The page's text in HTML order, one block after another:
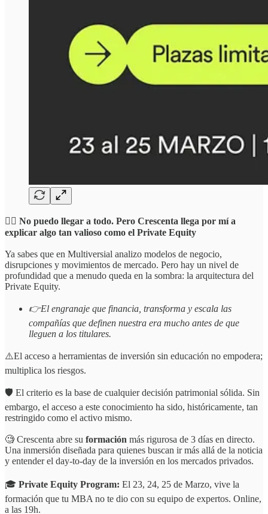
☝🏻 No puedo llegar a todo. Pero Crescenta llega por mí a
explicar algo tan valioso como el Private Equity
Ya sabes que en Multiversial analizo modelos de negocio,
disrupciones y movimientos de mercado. Pero hay un nivel de
profundidad que a menudo queda en la sombra: la arquitectura del
Private Equity.
👉El engranaje que financia, transforma y escala las
compañías que definen nuestra era mucho antes de que
lleguen a los titulares.
⚠️El acceso a herramientas de inversión sin educación no empodera;
multiplica los riesgos.
🛡️ El criterio es la base de cualquier decisión patrimonial sólida. Sin
embargo, el acceso a este conocimiento ha sido, históricamente, tan
restringido como el activo mismo.
🧐 Crescenta abre su formación más rigurosa de 3 días en directo.
Una inmersión diseñada para quienes buscan ir más allá de la noticia
y entender el day-to-day de la inversión en los mercados privados.
🎓 Private Equity Program: El 23, 24, 25 de Marzo, vive la
formación que tu MBA no te dio con su equipo de expertos. Online,
a las 19h.